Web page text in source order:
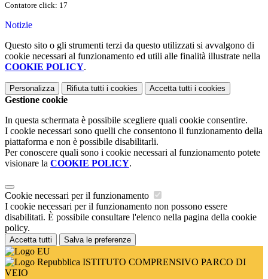
Contatore click: 17
Notizie
Questo sito o gli strumenti terzi da questo utilizzati si avvalgono di
cookie necessari al funzionamento ed utili alle finalità illustrate nella
COOKIE POLICY.
Personalizza Rifiuta tutti i cookies Accetta tutti i cookies
Gestione cookie
In questa schermata è possibile scegliere quali cookie consentire.
I cookie necessari sono quelli che consentono il funzionamento della
piattaforma e non è possibile disabilitarli.
Per conoscere quali sono i cookie necessari al funzionamento potete
visionare la COOKIE POLICY.
Cookie necessari per il funzionamento
I cookie necessari per il funzionamento non possono essere
disabilitati. È possibile consultare l'elenco nella pagina della cookie
policy.
Accetta tutti Salva le preferenze
ISTITUTO COMPRENSIVO PARCO DI
VEIO